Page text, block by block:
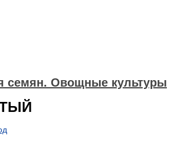
семян. Овощные культуры